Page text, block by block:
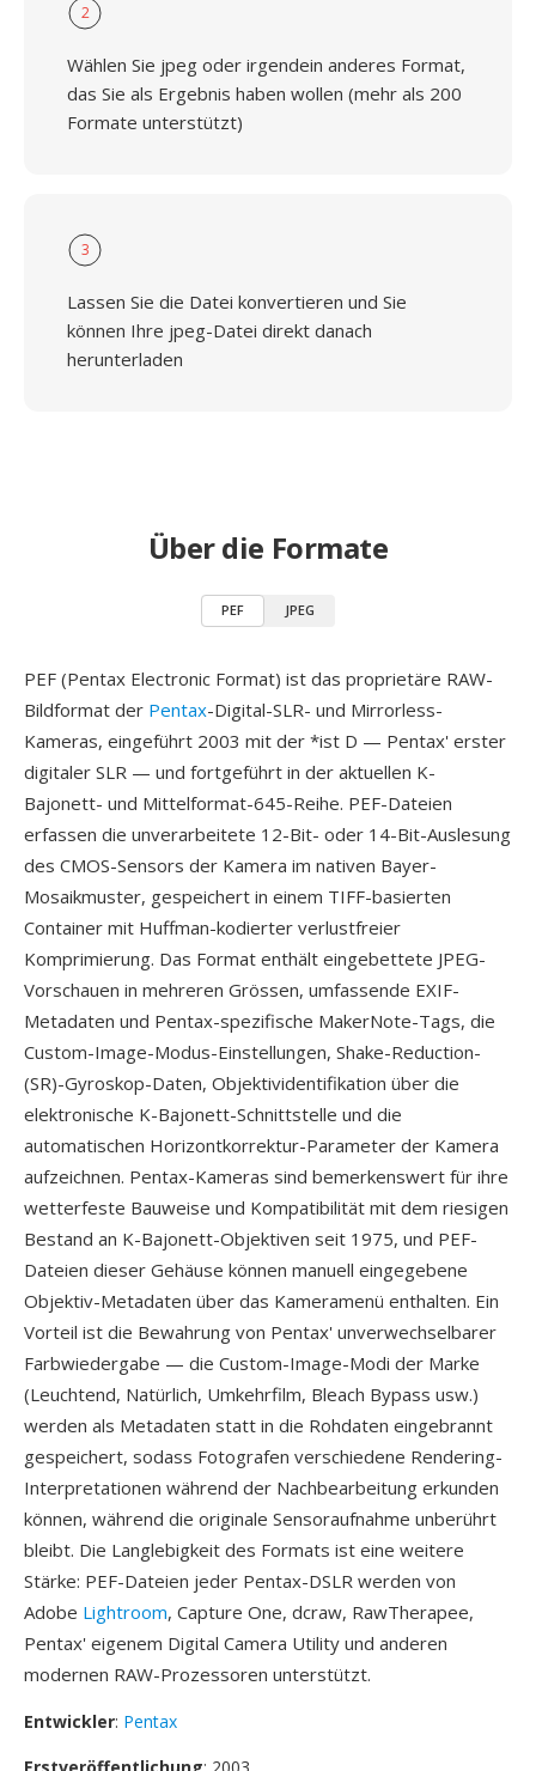
2
Wählen Sie jpeg oder irgendein anderes Format,
das Sie als Ergebnis haben wollen (mehr als 200
Formate unterstützt)
3
Lassen Sie die Datei konvertieren und Sie
können Ihre jpeg-Datei direkt danach
herunterladen
Über die Formate
PEF JPEG
PEF (Pentax Electronic Format) ist das proprietäre RAW-
Bildformat der Pentax-Digital-SLR- und Mirrorless-
Kameras, eingeführt 2003 mit der *ist D — Pentax' erster
digitaler SLR — und fortgeführt in der aktuellen K-
Bajonett- und Mittelformat-645-Reihe. PEF-Dateien
erfassen die unverarbeitete 12-Bit- oder 14-Bit-Auslesung
des CMOS-Sensors der Kamera im nativen Bayer-
Mosaikmuster, gespeichert in einem TIFF-basierten
Container mit Huffman-kodierter verlustfreier
Komprimierung. Das Format enthält eingebettete JPEG-
Vorschauen in mehreren Grössen, umfassende EXIF-
Metadaten und Pentax-spezifische MakerNote-Tags, die
Custom-Image-Modus-Einstellungen, Shake-Reduction-
(SR)-Gyroskop-Daten, Objektividentifikation über die
elektronische K-Bajonett-Schnittstelle und die
automatischen Horizontkorrektur-Parameter der Kamera
aufzeichnen. Pentax-Kameras sind bemerkenswert für ihre
wetterfeste Bauweise und Kompatibilität mit dem riesigen
Bestand an K-Bajonett-Objektiven seit 1975, und PEF-
Dateien dieser Gehäuse können manuell eingegebene
Objektiv-Metadaten über das Kameramenü enthalten. Ein
Vorteil ist die Bewahrung von Pentax' unverwechselbarer
Farbwiedergabe — die Custom-Image-Modi der Marke
(Leuchtend, Natürlich, Umkehrfilm, Bleach Bypass usw.)
werden als Metadaten statt in die Rohdaten eingebrannt
gespeichert, sodass Fotografen verschiedene Rendering-
Interpretationen während der Nachbearbeitung erkunden
können, während die originale Sensoraufnahme unberührt
bleibt. Die Langlebigkeit des Formats ist eine weitere
Stärke: PEF-Dateien jeder Pentax-DSLR werden von
Adobe Lightroom, Capture One, dcraw, RawTherapee,
Pentax' eigenem Digital Camera Utility und anderen
modernen RAW-Prozessoren unterstützt.
Entwickler: Pentax